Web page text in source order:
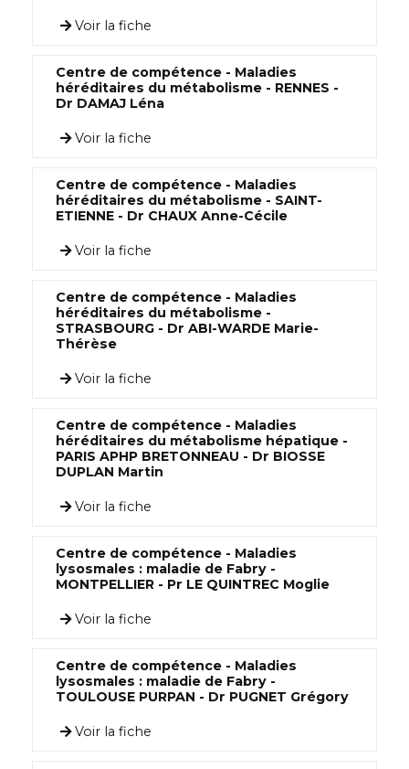
Voir la fiche
Centre de compétence - Maladies
héréditaires du métabolisme - RENNES -
Dr DAMAJ Léna
Voir la fiche
Centre de compétence - Maladies
héréditaires du métabolisme - SAINT-
ETIENNE - Dr CHAUX Anne-Cécile
Voir la fiche
Centre de compétence - Maladies
héréditaires du métabolisme -
STRASBOURG - Dr ABI-WARDE Marie-
Thérèse
Voir la fiche
Centre de compétence - Maladies
héréditaires du métabolisme hépatique -
PARIS APHP BRETONNEAU - Dr BIOSSE
DUPLAN Martin
Voir la fiche
Centre de compétence - Maladies
lysosmales : maladie de Fabry -
MONTPELLIER - Pr LE QUINTREC Moglie
Voir la fiche
Centre de compétence - Maladies
lysosmales : maladie de Fabry -
TOULOUSE PURPAN - Dr PUGNET Grégory
Voir la fiche